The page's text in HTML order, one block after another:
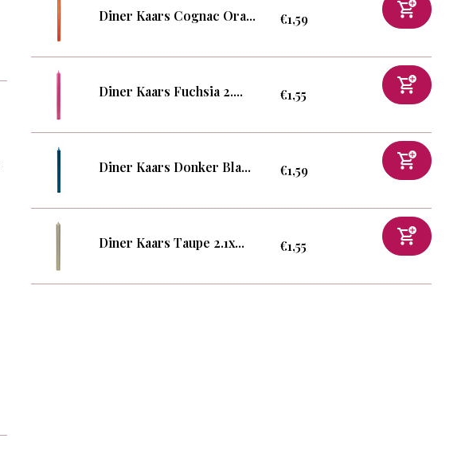
Diner Kaars Cognac Ora... €1,59
Diner Kaars Fuchsia 2.... €1,55
Diner Kaars Donker Bla... €1,59
Diner Kaars Taupe 2.1x... €1,55